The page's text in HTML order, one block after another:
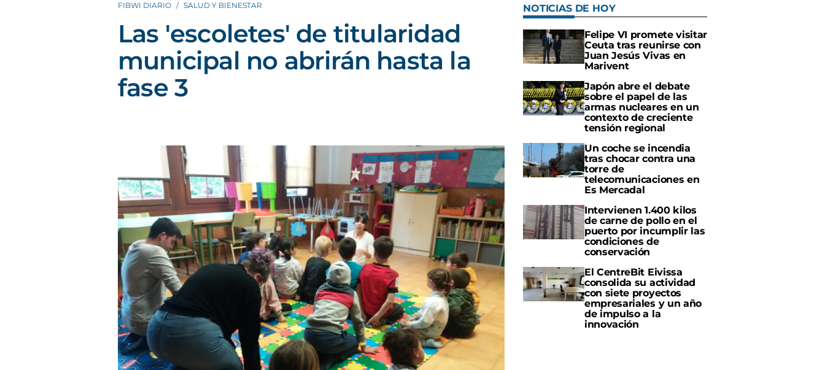
FIBWI DIARIO SALUD Y BIENESTAR
Las 'escoletes' de titularidad
municipal no abrirán hasta la
fase 3
NOTICIAS DE HOY
Felipe VI promete visitar
Ceuta tras reunirse con
Juan Jesús Vivas en
Marivent
Japón abre el debate
sobre el papel de las
armas nucleares en un
contexto de creciente
tensión regional
Un coche se incendia
tras chocar contra una
torre de
telecomunicaciones en
Es Mercadal
Intervienen 1.400 kilos
de carne de pollo en el
puerto por incumplir las
condiciones de
conservación
El CentreBit Eivissa
consolida su actividad
con siete proyectos
empresariales y un año
de impulso a la
innovación